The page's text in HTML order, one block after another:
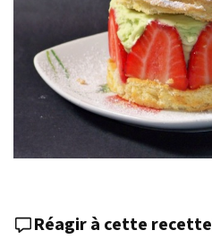
Réagir à cette recette